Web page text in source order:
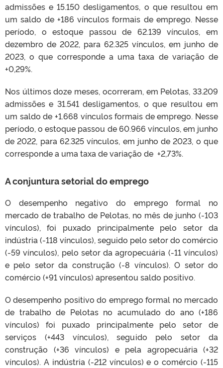
admissões e 15.150 desligamentos, o que resultou em
um saldo de +186 vínculos formais de emprego. Nesse
período, o estoque passou de 62.139 vínculos, em
dezembro de 2022, para 62.325 vínculos, em junho de
2023, o que corresponde a uma taxa de variação de
+0,29%.
Nos últimos doze meses, ocorreram, em Pelotas, 33.209
admissões e 31.541 desligamentos, o que resultou em
um saldo de +1.668 vínculos formais de emprego. Nesse
período, o estoque passou de 60.966 vínculos, em junho
de 2022, para 62.325 vínculos, em junho de 2023, o que
corresponde a uma taxa de variação de +2,73%.
A conjuntura setorial do emprego
O desempenho negativo do emprego formal no
mercado de trabalho de Pelotas, no mês de junho (-103
vínculos), foi puxado principalmente pelo setor da
indústria (-118 vínculos), seguido pelo setor do comércio
(-59 vínculos), pelo setor da agropecuária (-11 vínculos)
e pelo setor da construção (-8 vínculos). O setor do
comércio (+91 vínculos) apresentou saldo positivo.
O desempenho positivo do emprego formal no mercado
de trabalho de Pelotas no acumulado do ano (+186
vínculos) foi puxado principalmente pelo setor de
serviços (+443 vínculos), seguido pelo setor da
construção (+36 vínculos) e pela agropecuária (+32
vínculos). A indústria (-212 vínculos) e o comércio (-115